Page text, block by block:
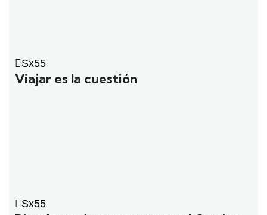
Sx55
Viajar es la cuestión
Sx55